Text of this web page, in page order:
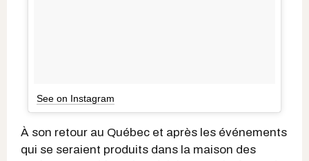
See on Instagram
À son retour au Québec et après les événements
qui se seraient produits dans la maison des